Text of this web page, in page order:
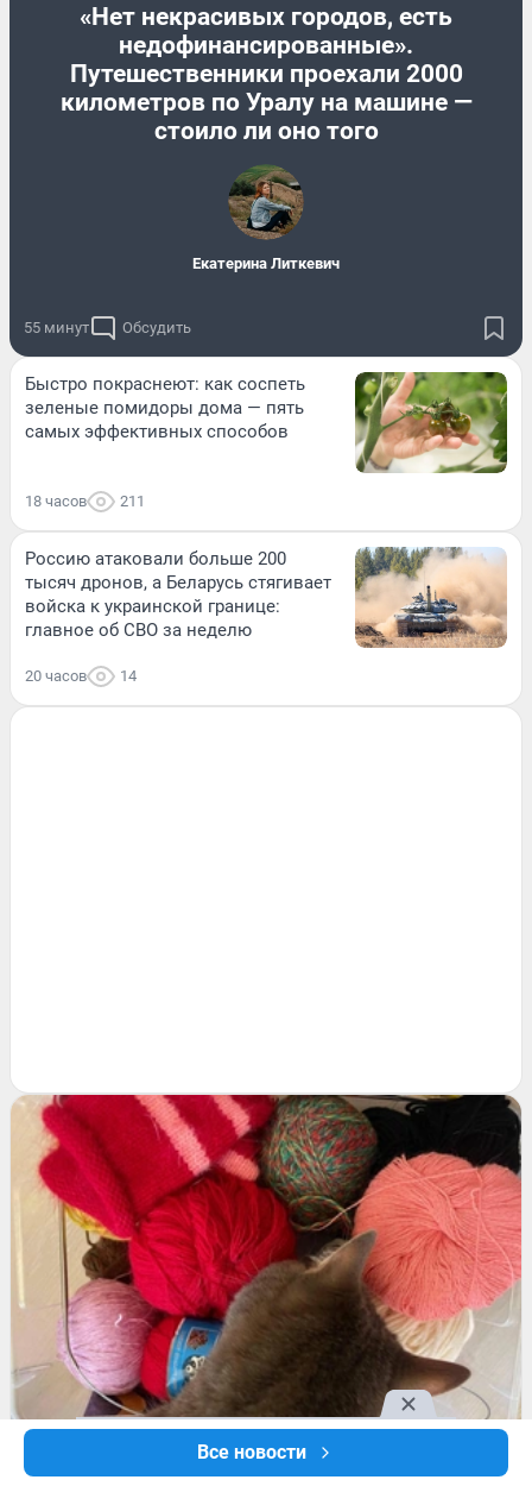
Все новости
«Нет некрасивых городов, есть
недофинансированные».
Путешественники проехали 2000
километров по Уралу на машине —
стоило ли оно того
Екатерина Литкевич
55 минут Обсудить
Быстро покраснеют: как соспеть
зеленые помидоры дома — пять
самых эффективных способов
18 часов 211
Россию атаковали больше 200
тысяч дронов, а Беларусь стягивает
войска к украинской границе:
главное об СВО за неделю
20 часов 14